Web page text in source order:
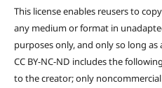
This license enables reusers to
any medium or format in
purposes only, and only so long
CC BY-NC-ND includes the
to the creator; only